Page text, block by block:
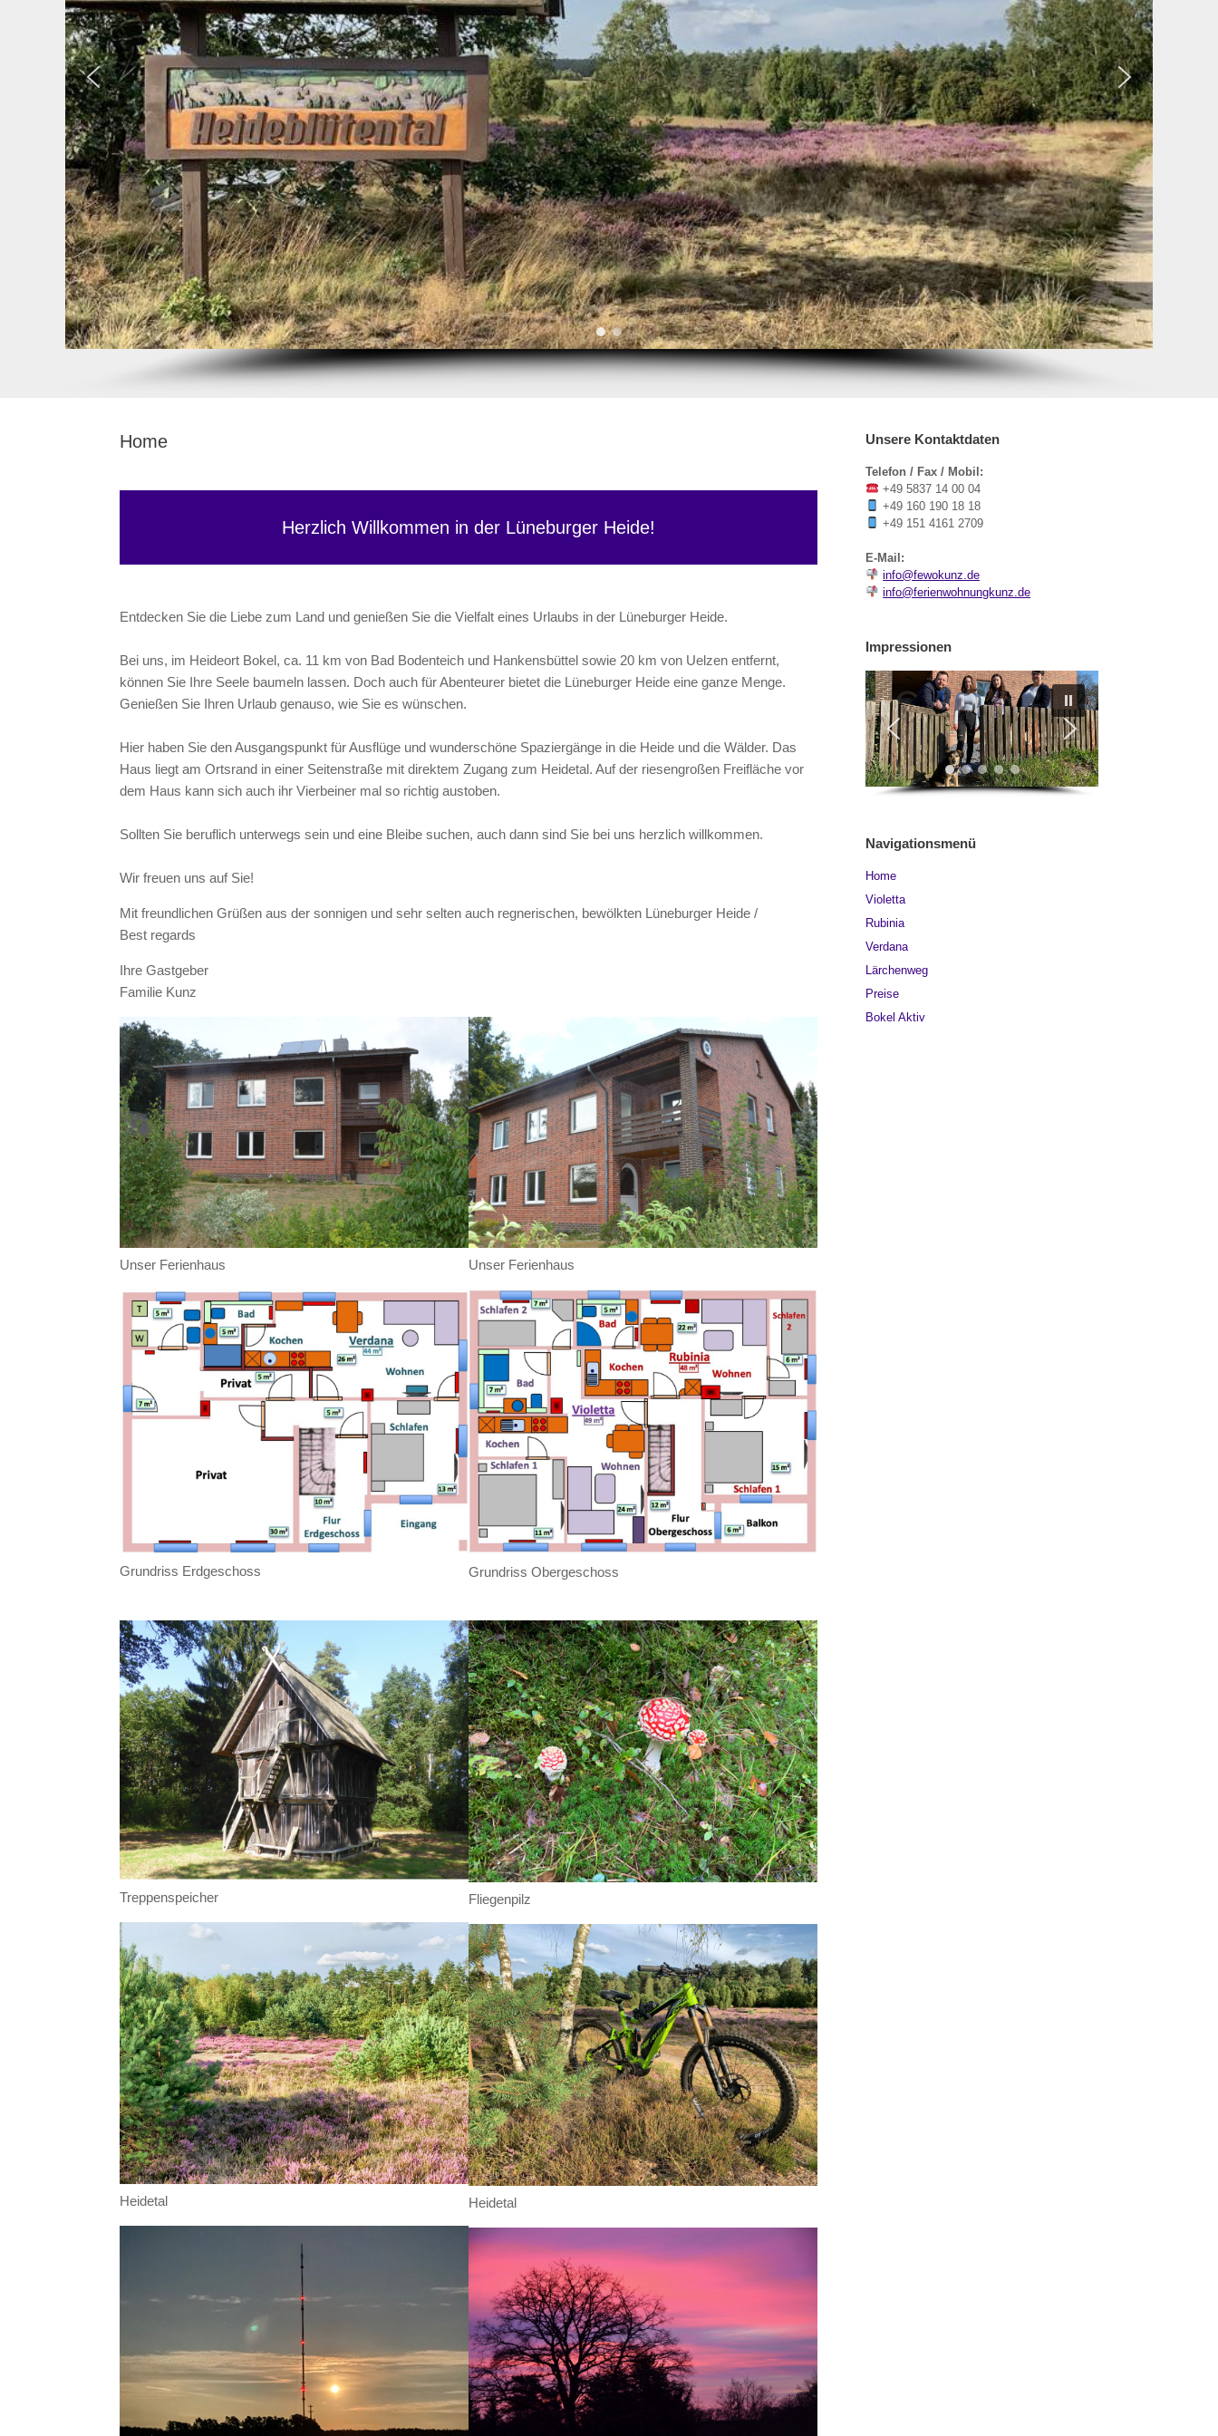
Home
Herzlich Willkommen in der Lüneburger Heide!
Entdecken Sie die Liebe zum Land und genießen Sie die Vielfalt eines Urlaubs in der Lüneburger Heide.
Bei uns, im Heideort Bokel, ca. 11 km von Bad Bodenteich und Hankensbüttel sowie 20 km von Uelzen entfernt,
können Sie Ihre Seele baumeln lassen. Doch auch für Abenteurer bietet die Lüneburger Heide eine ganze Menge.
Genießen Sie Ihren Urlaub genauso, wie Sie es wünschen.
Hier haben Sie den Ausgangspunkt für Ausflüge und wunderschöne Spaziergänge in die Heide und die Wälder. Das
Haus liegt am Ortsrand in einer Seitenstraße mit direktem Zugang zum Heidetal. Auf der riesengroßen Freifläche vor
dem Haus kann sich auch ihr Vierbeiner mal so richtig austoben.
Sollten Sie beruflich unterwegs sein und eine Bleibe suchen, auch dann sind Sie bei uns herzlich willkommen.
Wir freuen uns auf Sie!
Mit freundlichen Grüßen aus der sonnigen und sehr selten auch regnerischen, bewölkten Lüneburger Heide /
Best regards
Ihre Gastgeber
Familie Kunz
Unser Ferienhaus
Grundriss Erdgeschoss
Unser Ferienhaus
Grundriss Obergeschoss
Treppenspeicher
Heidetal
Fliegenpilz
Heidetal
Unsere Kontaktdaten
Telefon / Fax / Mobil:
+49 5837 14 00 04
+49 160 190 18 18
+49 151 4161 2709
E-Mail:
info@fewokunz.de
info@ferienwohnungkunz.de
Impressionen
Navigationsmenü
Home
Violetta
Rubinia
Verdana
Lärchenweg
Preise
Bokel Aktiv